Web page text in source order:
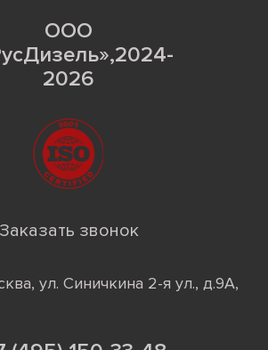
ООО
2026
Заказать звонок
ул. Синичкина 2-я ул., д.9А,